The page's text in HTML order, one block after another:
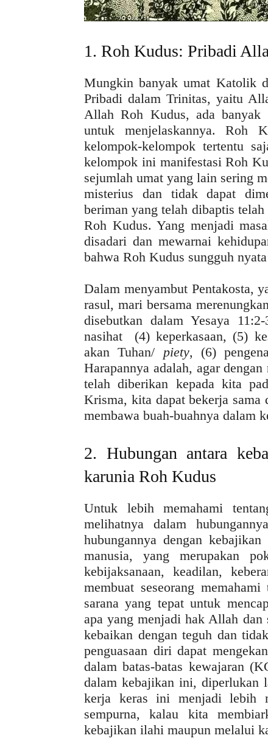
1. Roh Kudus: Pribadi
Mungkin banyak umat Katolik
Pribadi dalam Trinitas, yaitu
Allah Roh Kudus, ada banyak
untuk menjelaskannya. Roh
kelompok-kelompok tertentu
kelompok ini manifestasi Roh
sejumlah umat yang lain sering
misterius dan tidak dapat
beriman yang telah dibaptis
Roh Kudus. Yang menjadi
disadari dan mewarnai
bahwa Roh Kudus sungguh
Dalam menyambut Pentakosta,
rasul, mari bersama
disebutkan dalam Yesaya
nasihat (4) keperkasaan, (5)
akan Tuhan/ piety, (6)
Harapannya adalah, agar
telah diberikan kepada kita
Krisma, kita dapat bekerja
membawa buah-buahnya dalam
2. Hubungan antara
karunia Roh Kudus
Untuk lebih memahami
melihatnya dalam
hubungannya dengan
manusia, yang merupakan
kebijaksanaan, keadilan,
membuat seseorang
sarana yang tepat untuk
apa yang menjadi hak Allah dan
kebaikan dengan teguh dan
penguasaan diri dapat
dalam batas-batas kewajaran
dalam kebajikan ini, diperlukan
kerja keras ini menjadi lebih
sempurna, kalau kita
kebajikan ilahi maupun melalui